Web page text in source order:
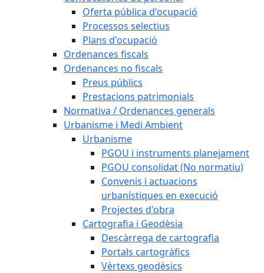
Oferta pública d'ocupació
Processos selectius
Plans d'ocupació
Ordenances fiscals
Ordenances no fiscals
Preus públics
Prestacions patrimonials
Normativa / Ordenances generals
Urbanisme i Medi Ambient
Urbanisme
PGOU i instruments planejament
PGOU consolidat (No normatiu)
Convenis i actuacions
urbanístiques en execució
Projectes d'obra
Cartografia i Geodèsia
Descàrrega de cartografia
Portals cartogràfics
Vèrtexs geodèsics